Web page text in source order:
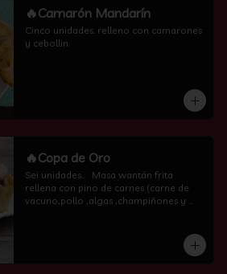
🔥Camarón Mandarín
Cinco unidades. relleno con camarones
y cebollin
🔥Copa de Oro
Sei unidades..   Masa wantán frita
rellena con pino de carnes (carne de
vacuno,pollo ,algas ,champiñones y